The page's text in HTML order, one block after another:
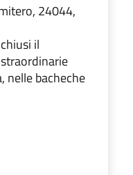
24044,
il
nelle bacheche